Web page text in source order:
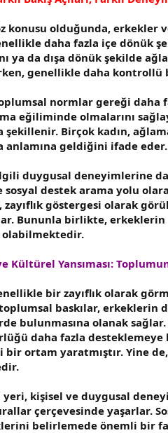
konusu olduğunda, erkekler
daha fazla içe dönük
ya da dışa dönük şekilde
genellikle daha
normlar gereği
eğiliminde olmalarını
Birçok kadın,
anlamına geldiğini ifade eder.
duygusal deneyimlerine
destek arama yolu
zayıflık göstergesi olarak
Bununla birlikte,
olabilmektedir.
Kültürel Yansıması:
bir zayıflık olarak
baskılar, erkeklerin
bulunmasına olanak
daha fazla
ortam yaratmıştır. Yine
kişisel ve duygusal
çerçevesinde yaşarlar.
belirlemede önemli bir